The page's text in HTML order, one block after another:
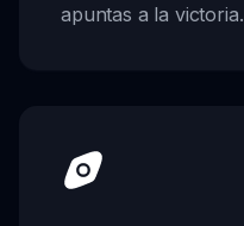
apuntas a la victoria.